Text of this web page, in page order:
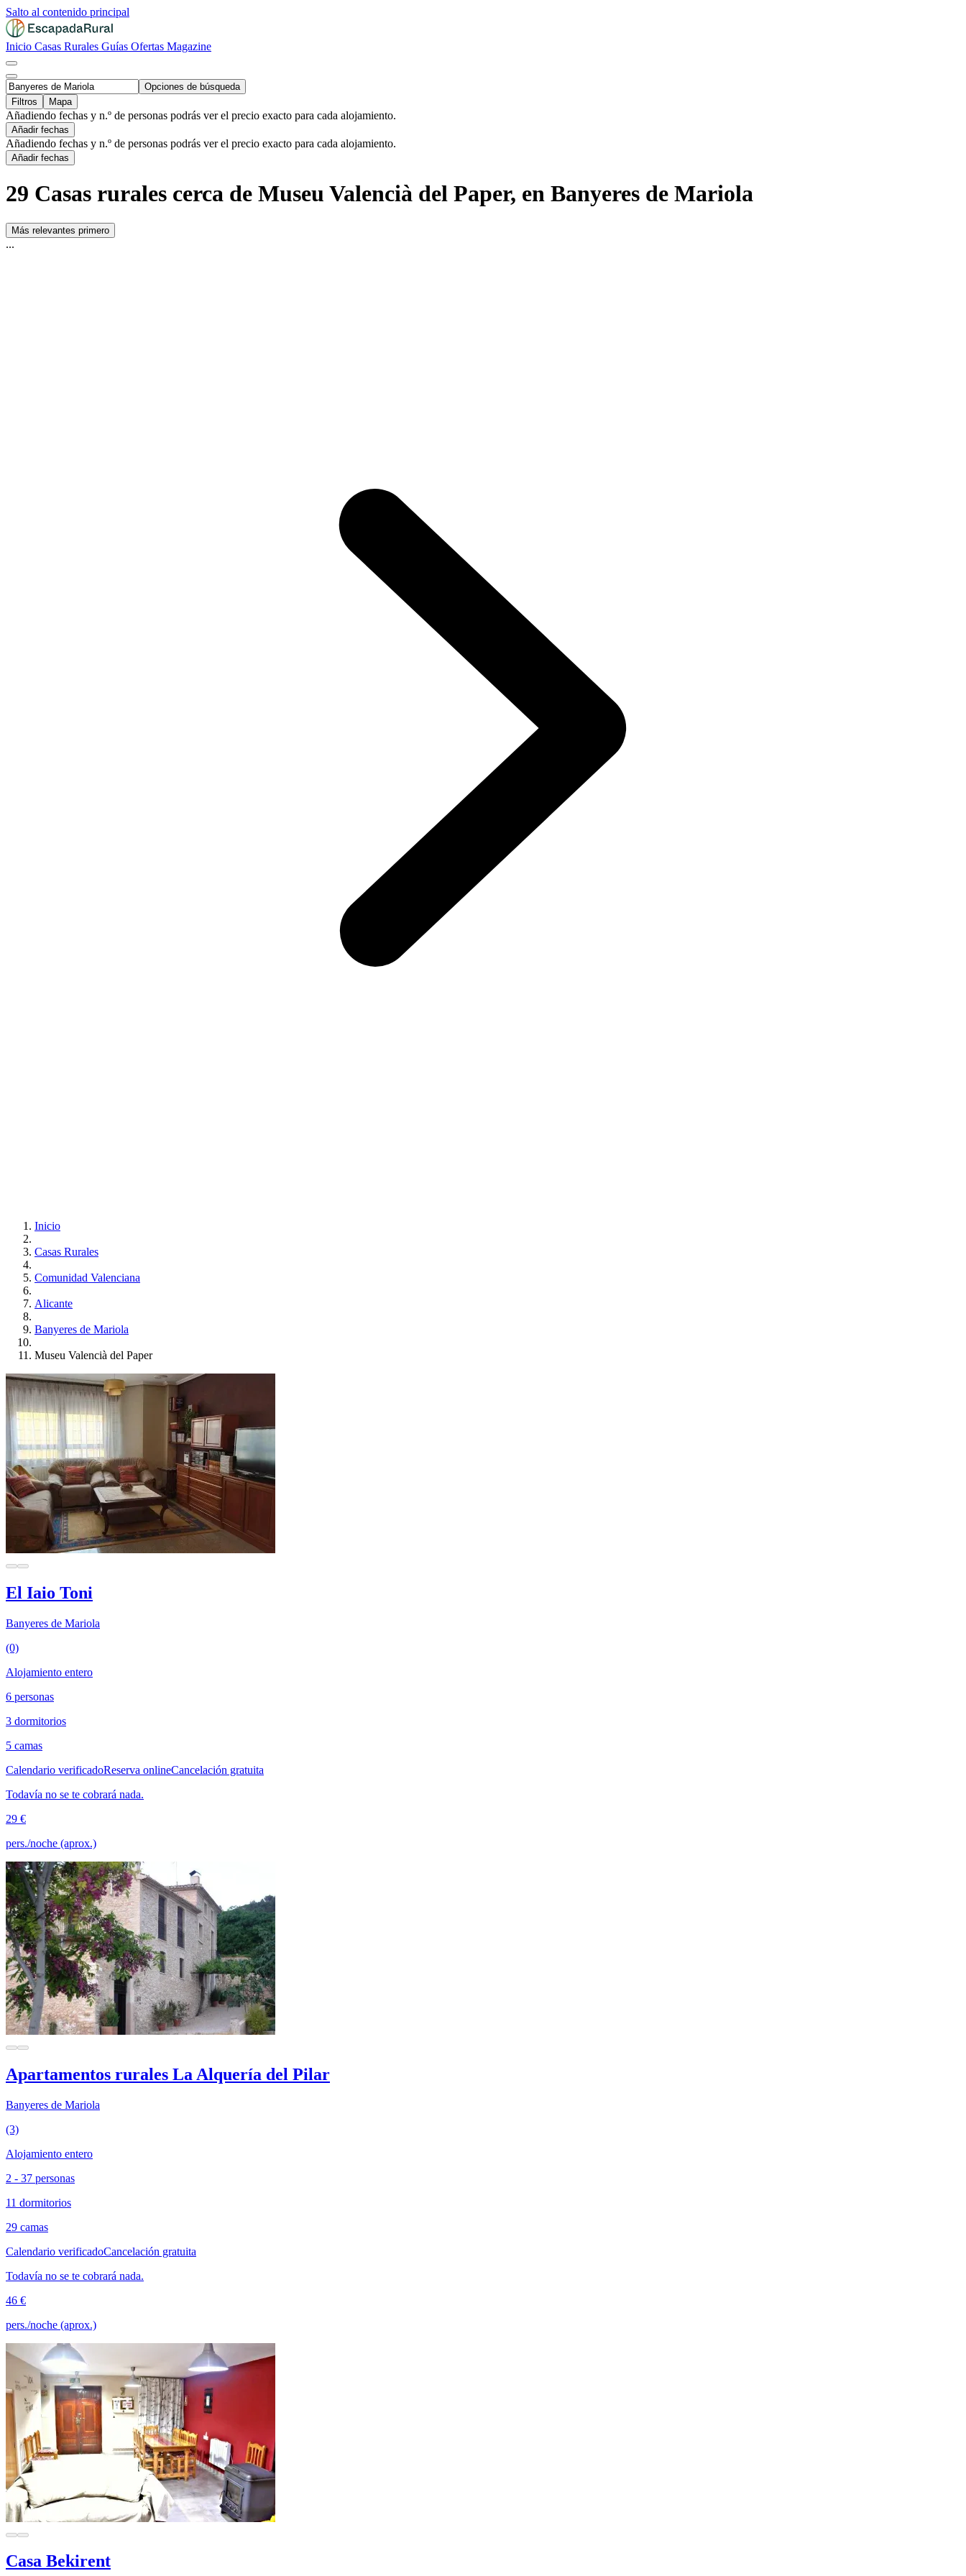
Salto al contenido principal
Inicio Casas Rurales Guías Ofertas Magazine
Opciones de búsqueda
Filtros
Mapa
Añadiendo fechas y n.º de personas podrás ver el precio exacto para cada alojamiento.
Añadir fechas
Añadiendo fechas y n.º de personas podrás ver el precio exacto para cada alojamiento.
Añadir fechas
29 Casas rurales cerca de Museu Valencià del Paper, en Banyeres de Mariola
Más relevantes primero
...
Inicio
Casas Rurales
Comunidad Valenciana
Alicante
Banyeres de Mariola
Museu Valencià del Paper
El Iaio Toni
Banyeres de Mariola
(0)
Alojamiento entero
6 personas
3 dormitorios
5 camas
Calendario verificadoReserva onlineCancelación gratuita
Todavía no se te cobrará nada.
29 €
pers./noche (aprox.)
Apartamentos rurales La Alquería del Pilar
Banyeres de Mariola
(3)
Alojamiento entero
2 - 37 personas
11 dormitorios
29 camas
Calendario verificadoCancelación gratuita
Todavía no se te cobrará nada.
46 €
pers./noche (aprox.)
Casa Bekirent